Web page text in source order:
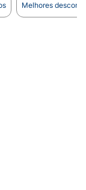
Melhores